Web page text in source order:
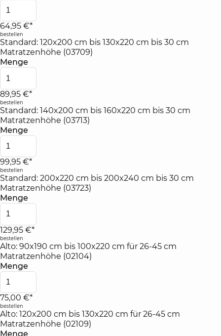
64,95 €*
bestellen
Standard: 120x200 cm bis 130x220 cm bis 30 cm
Matratzenhöhe (03709)
Menge
89,95 €*
bestellen
Standard: 140x200 cm bis 160x220 cm bis 30 cm
Matratzenhöhe (03713)
Menge
99,95 €*
bestellen
Standard: 200x220 cm bis 200x240 cm bis 30 cm
Matratzenhöhe (03723)
Menge
129,95 €*
bestellen
Alto: 90x190 cm bis 100x220 cm für 26-45 cm
Matratzenhöhe (02104)
Menge
75,00 €*
bestellen
Alto: 120x200 cm bis 130x220 cm für 26-45 cm
Matratzenhöhe (02109)
Menge